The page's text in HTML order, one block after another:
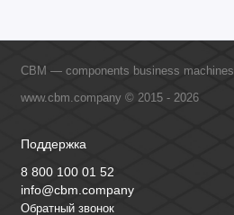
CBM — components business machines
www.cbm.company © 2015 - 2026
Поддержка
8 800 100 01 52
info@cbm.company
Обратный звонок